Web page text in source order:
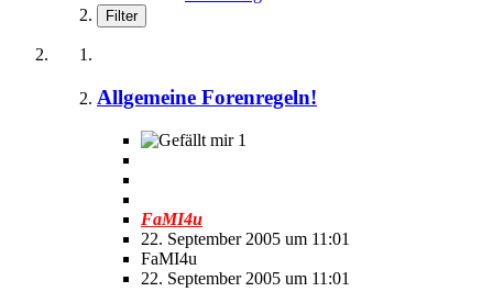
Filter
Allgemeine Forenregeln!
1
FaMI4u
22. September 2005 um 11:01
FaMI4u
22. September 2005 um 11:01